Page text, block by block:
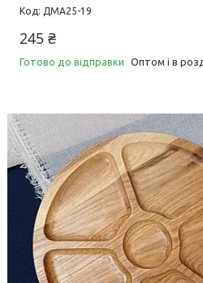
ДМА25-19
245 ₴
Готово до відправки Оптом і в